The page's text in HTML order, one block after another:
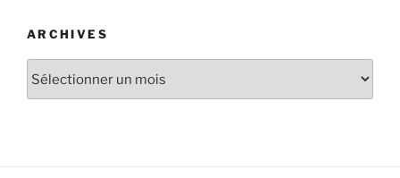
ARCHIVES